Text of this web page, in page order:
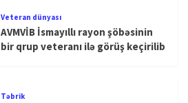
Veteran dünyası
AVMVİB İsmayıllı rayon şöbəsinin
bir qrup veteranı ilə görüş keçirilib
Təbrik